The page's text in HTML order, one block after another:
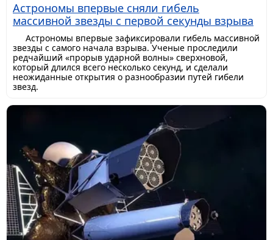
Астрономы впервые сняли гибель
массивной звезды с первой секунды взрыва
Астрономы впервые зафиксировали гибель массивной
звезды с самого начала взрыва. Ученые проследили
редчайший «прорыв ударной волны» сверхновой,
который длился всего несколько секунд, и сделали
неожиданные открытия о разнообразии путей гибели
звезд.